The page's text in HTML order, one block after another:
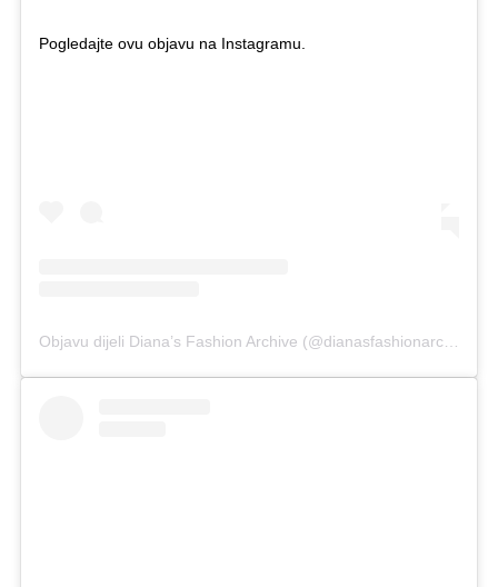
Pogledajte ovu objavu na Instagramu.